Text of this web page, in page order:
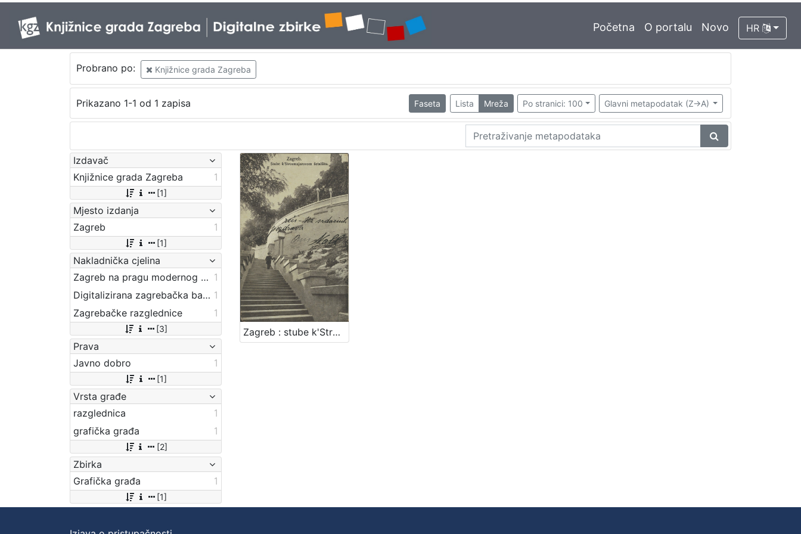
Početna O portalu Novo HR
Probrano po: Knjižnice grada Zagreba
Prikazano 1-1 od 1 zapisa Faseta Lista Mreža Po stranici: 100 Glavni metapodatak (Z->A)
Izdavač
Knjižnice grada Zagreba
1
[1]
Mjesto izdanja
Zagreb
1
[1]
Nakladnička cjelina
Zagreb na pragu modernog doba 1
Digitalizirana zagrebačka baština 1
Zagrebačke razglednice
1
[3]
Prava
Javno dobro
1
[1]
Vrsta građe
razglednica
1
grafička građa
1
[2]
Zbirka
Grafička građa
1
[1]
Zagreb : stube k'Strosmjerovom šetalištu